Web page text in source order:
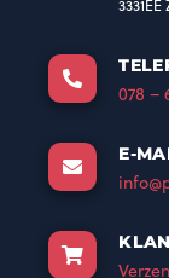
078 –
E-